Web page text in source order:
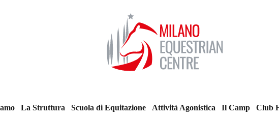
La Struttura Scuola di Equitazione Attività Agonistica Il Camp Club